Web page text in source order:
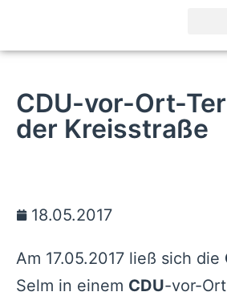
CDU-vor-Ort-
der Kreisstraße
18.05.2017
Am 17.05.2017 ließ sich die
Selm in einem CDU-vor-